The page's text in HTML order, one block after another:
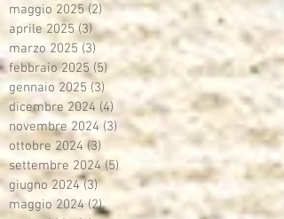
maggio 2025 (2)2 post
aprile 2025 (3)3 post
marzo 2025 (3)3 post
febbraio 2025 (5) 5 post
gennaio 2025 (3)
dicembre 2024 (4) 4 post
novembre 2024 (3) 3 post
ottobre 2024 (3) 3 post
settembre 2024 (5)
giugno 2024 (3)3 post
maggio 2024 (2)2 post